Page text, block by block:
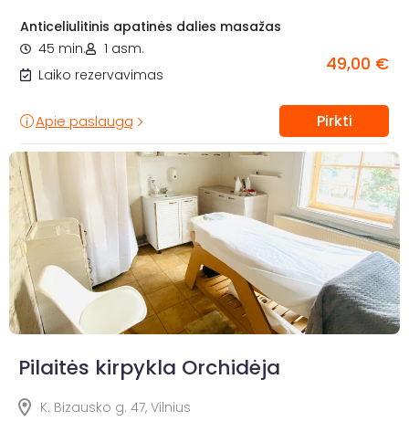
Anticeliulitinis apatinės dalies masažas
45 min.
1 asm.
Laiko rezervavimas
49,00 €
Apie paslaugą Pirkti
Pilaitės kirpykla Orchidėja
K. Bizausko g. 47, Vilnius